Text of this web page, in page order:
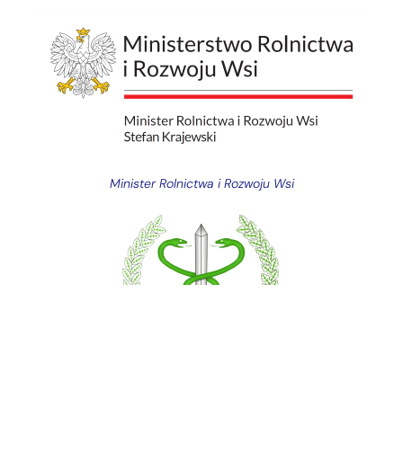
Minister Rolnictwa i Rozwoju Wsi